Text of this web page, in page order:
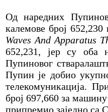
Од наредних
калемове број 652,230
Waves And Apparatus
652,231, јер су оба
Пупиновог
Пупин је добио
телекомуникација.
број 697,660 за
припремио заједно са